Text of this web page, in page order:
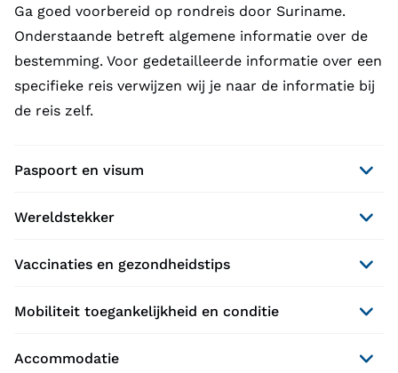
Ga goed voorbereid op rondreis door Suriname.
Onderstaande betreft algemene informatie over de
bestemming. Voor gedetailleerde informatie over een
specifieke reis verwijzen wij je naar de informatie bij
de reis zelf.
Paspoort en visum
Wereldstekker
Vaccinaties en gezondheidstips
Mobiliteit toegankelijkheid en conditie
Accommodatie